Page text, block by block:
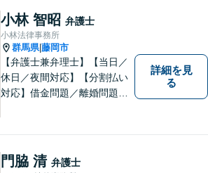
小林 智昭 弁護士
小林法律事務所
群馬県|藤岡市
【弁護士兼弁理士】【当日／
休日／夜間対応】【分割払い
対応】借金問題／離婚問題／
意匠登録など弁理士業務も、
幅広く対応。地域に根ざした
法律事務所／特許事務所を目
詳細を見
る
門脇 清 弁護士